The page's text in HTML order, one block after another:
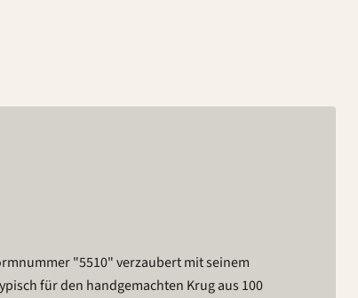
"5510" verzaubert mit seinem
für den handgemachten Krug aus 100